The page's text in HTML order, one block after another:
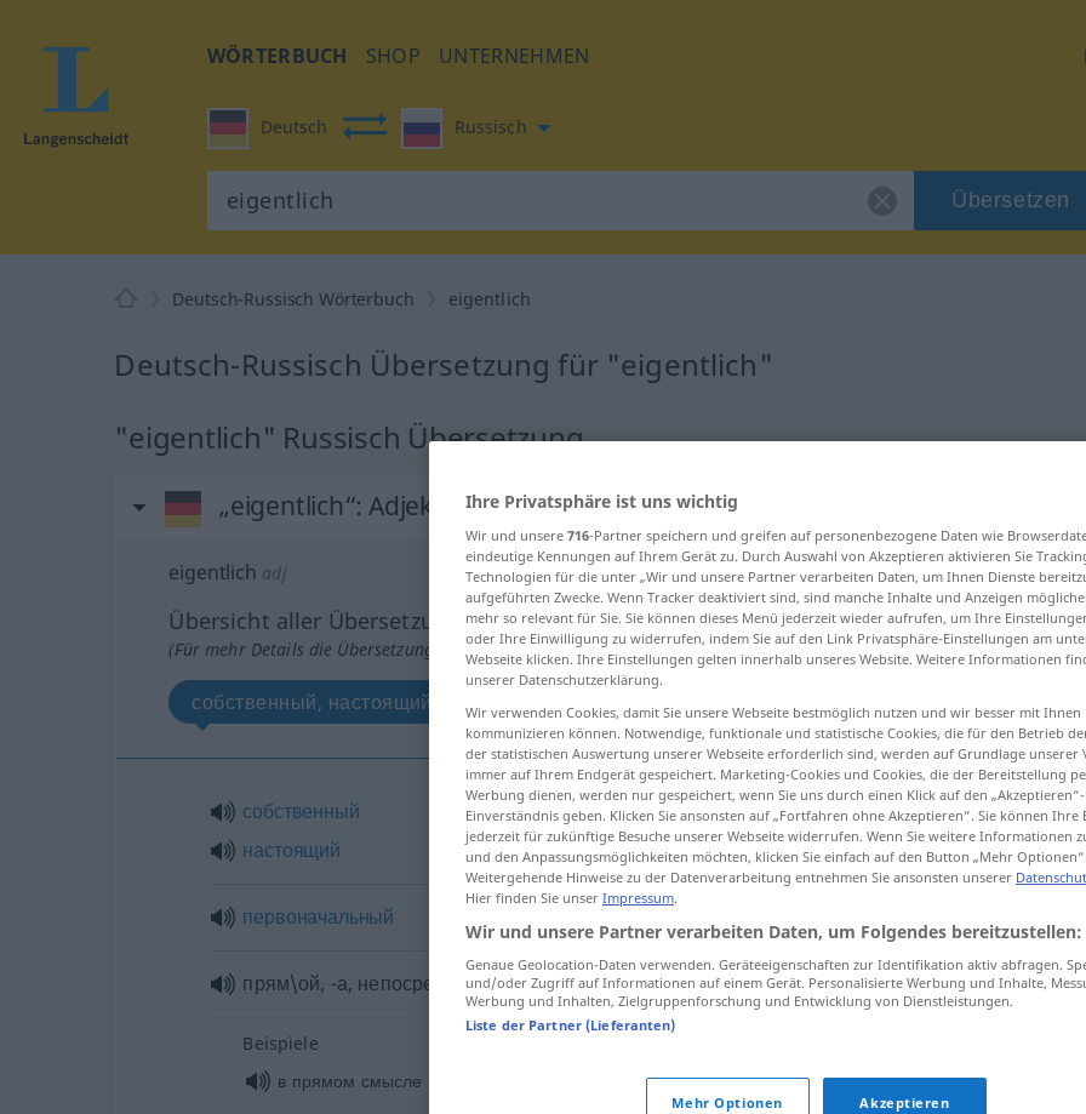
WÖRTERBUCH SHOP UNTERNEHMEN
Deutsch Russisch
Übersetzen
Deutsch-Russisch Wörterbuch eigentlich
Deutsch-Russisch Übersetzung für "eigentlich"
"eigentlich" Russisch Übersetzung
„eigentlich“: Adjektiv
eigentlich adj
Übersicht aller Übersetzungen
(Für mehr Details die Übersetzung anklicken/antippen)
собственный, настоящий первоначальный прям\ой
собственный
настоящий
eigentlich
первоначальный
прям\ой, -а, непосредствен\ный, -на eigentlich unmittelbar
Beispiele
в прямом смысле
im eigentlichen Sinne
Ihre Privatsphäre ist uns wichtig
Wir und unsere 716-Partner speichern und greifen auf personenbezogene Daten wie
eindeutige Kennungen auf Ihrem Gerät zu. Durch Auswahl von Akzeptieren aktivieren Sie
Technologien für die unter „Wir und unsere Partner verarbeiten Daten, um Ihnen Dienste
aufgeführten Zwecke. Wenn Tracker deaktiviert sind, sind manche Inhalte und Anzeigen
mehr so relevant für Sie. Sie können dieses Menü jederzeit wieder aufrufen, um Ihre
oder Ihre Einwilligung zu widerrufen, indem Sie auf den Link Privatsphäre-Einstellungen am
Webseite klicken. Ihre Einstellungen gelten innerhalb unseres Website. Weitere Informationen
unserer Datenschutzerklärung.
Wir verwenden Cookies, damit Sie unsere Webseite bestmöglich nutzen und wir besser mit Ihnen
kommunizieren können. Notwendige, funktionale und statistische Cookies, die für den Betrieb
der statistischen Auswertung unserer Webseite erforderlich sind, werden auf Grundlage unserer
immer auf Ihrem Endgerät gespeichert. Marketing-Cookies und Cookies, die der Bereitstellung
Werbung dienen, werden nur gespeichert, wenn Sie uns durch einen Klick auf den
Einverständnis geben. Klicken Sie ansonsten auf „Fortfahren ohne Akzeptieren“. Sie können Ihre
jederzeit für zukünftige Besuche unserer Webseite widerrufen. Wenn Sie weitere Informationen
und den Anpassungsmöglichkeiten möchten, klicken Sie einfach auf den Button „Mehr Optionen“.
Weitergehende Hinweise zu der Datenverarbeitung entnehmen Sie ansonsten unserer
Hier finden Sie unser Impressum.
Wir und unsere Partner verarbeiten Daten, um Folgendes bereitzustellen:
Genaue Geolocation-Daten verwenden. Geräteeigenschaften zur Identifikation aktiv abfragen.
und/oder Zugriff auf Informationen auf einem Gerät. Personalisierte Werbung und Inhalte,
Werbung und Inhalten, Zielgruppenforschung und Entwicklung von Dienstleistungen.
Liste der Partner (Lieferanten)
Mehr Optionen Akzeptieren